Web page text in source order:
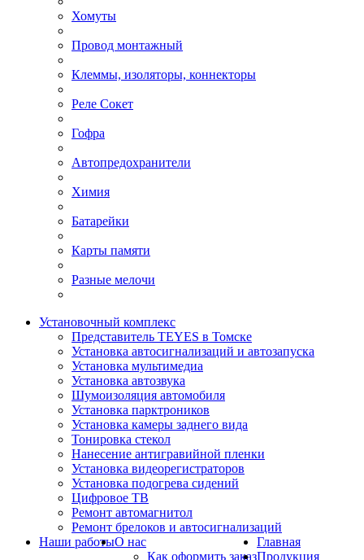
Хомуты
Провод монтажный
Клеммы, изоляторы, коннекторы
Реле Сокет
Гофра
Автопредохранители
Химия
Батарейки
Карты памяти
Разные мелочи
Установочный комплекс
Представитель TEYES в Томске
Установка автосигнализаций и автозапуска
Установка мультимедиа
Установка автозвука
Шумоизоляция автомобиля
Установка парктроников
Установка камеры заднего вида
Тонировка стекол
Нанесение антигравийной пленки
Установка видеорегистраторов
Установка подогрева сидений
Цифровое ТВ
Ремонт автомагнитол
Ремонт брелоков и автосигнализаций
Наши работыО нас
Как оформить заказ
Главная
Продукция